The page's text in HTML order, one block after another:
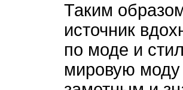
Таким
источник
по моде и
мировую моду